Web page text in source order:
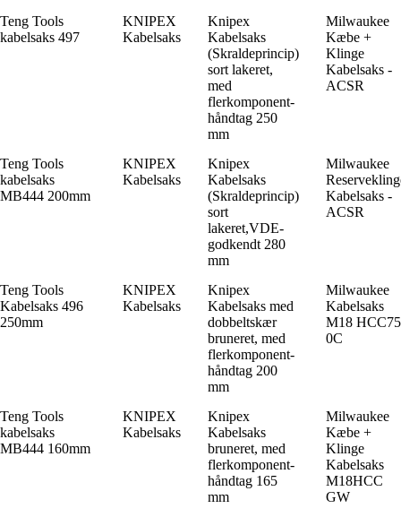
Teng Tools
kabelsaks 497
KNIPEX
Kabelsaks
Knipex
Kabelsaks
(Skraldeprincip)
sort lakeret,
med
flerkomponent-
håndtag 250
mm
Milwaukee
Kæbe +
Klinge
Kabelsaks -
ACSR
Teng Tools
kabelsaks
MB444 200mm
KNIPEX
Kabelsaks
Knipex
Kabelsaks
(Skraldeprincip)
sort
lakeret,VDE-
godkendt 280
mm
Milwaukee
Kabelsaks -
ACSR
Teng Tools
Kabelsaks 496
250mm
KNIPEX
Kabelsaks
Knipex
Kabelsaks med
dobbeltskær
bruneret, med
flerkomponent-
håndtag 200
mm
Milwaukee
Kabelsaks
M18
0C
Teng Tools
kabelsaks
MB444 160mm
KNIPEX
Kabelsaks
Knipex
Kabelsaks
bruneret, med
flerkomponent-
håndtag 165
mm
Milwaukee
Kæbe +
Klinge
Kabelsaks
M18HCC
GW